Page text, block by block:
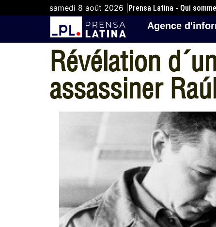
samedi 8 août 2026 | Prensa Latina - Qui
Agence
Révélation
assassiner